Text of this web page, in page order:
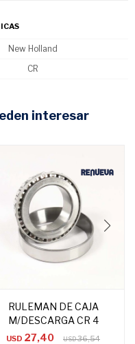
New Holland
CR
interesar
RULEMAN DE CAJA
M/DESCARGA CR 4
USD 27,40 USD36,54